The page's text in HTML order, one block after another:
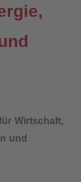
Wirtschaft,
und